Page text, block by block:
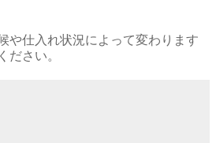
や仕入れ状況によって変わります
ださい。